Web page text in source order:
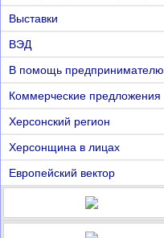
Выставки
ВЭД
В помощь предпринимателю
Коммерческие предложения
Херсонский регион
Херсонщина в лицах
Европейский вектор